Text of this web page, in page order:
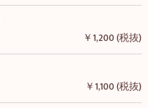
￥1,200 (税抜)
￥1,100 (税抜)